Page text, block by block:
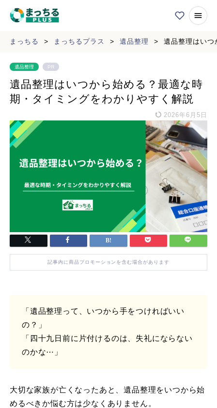
まっちる > まっちるプラス > 遺品整理 > 遺品整理はいつ
遺品整理 PR
遺品整理はいつから始める？最適な時
期・タイミングをわかりやすく解説
2026年6月5日
記事内に商品プロモーションを含む場合があります
「遺品整理って、いつから手をつければいい
の？」
「四十九日前に片付けるのは、失礼にならない
のかな⋯」
大切な家族が亡くなったあと、遺品整理をいつから始
めるべきか悩む方は少なくありません。